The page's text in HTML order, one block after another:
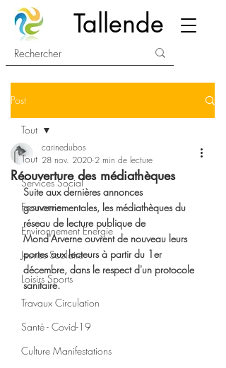
Tallende
Post
Tout
Services Social
Economie
Environnement Energie
Jeunes Scolaire
Loisirs Sports
Travaux Circulation
Santé - Covid-19
Culture Manifestations
Tout
Réouverture des médiathèques
carinedubos
28 nov. 2020 2 min de lecture
Suite aux dernières annonces
gouvernementales, les médiathèques du
réseau de lecture publique de
Mond'Arverne ouvrent de nouveau leurs
portes aux lecteurs à partir du 1er
décembre, dans le respect d'un protocole
sanitaire.